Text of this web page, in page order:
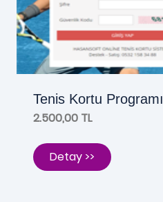
Tenis Kortu Programı
2.500,00 TL
Detay >>